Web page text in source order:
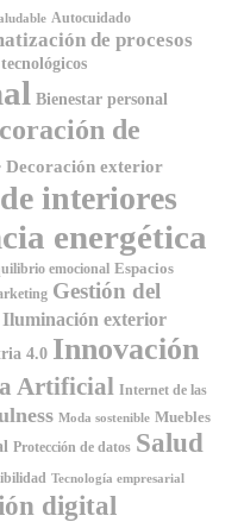
Autocuidado
de procesos
Bienestar personal
de
Decoración exterior
interiores
energética
emocional Espacios
Gestión del
Iluminación exterior
4.0 Innovación
Artificial Internet de las
Moda sostenible Muebles
Protección de datos Salud
Tecnología empresarial
digital